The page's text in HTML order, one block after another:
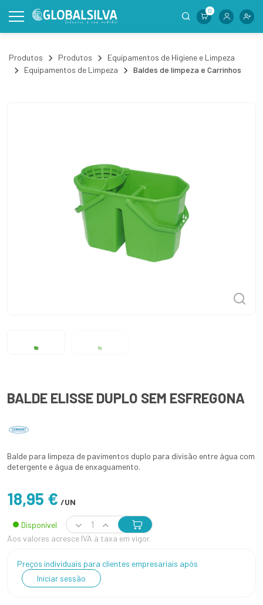
0
Produtos Produtos
Equipamentos de Higiene e Limpeza
Equipamentos de Limpeza
Baldes de limpeza e Carrinhos
BALDE ELISSE DUPLO SEM ESFREGONA
Balde para limpeza de pavimentos duplo para divisão entre água com
detergente e água de enxaguamento.
18,95 € /UN
Disponível
Aos valores acresce IVA à taxa em vigor.
Preços individuais para clientes empresariais após
Iniciar sessão